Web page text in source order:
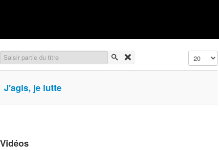
Saisir partie du titre Affichage
J'agis, je lutte
Vidéos